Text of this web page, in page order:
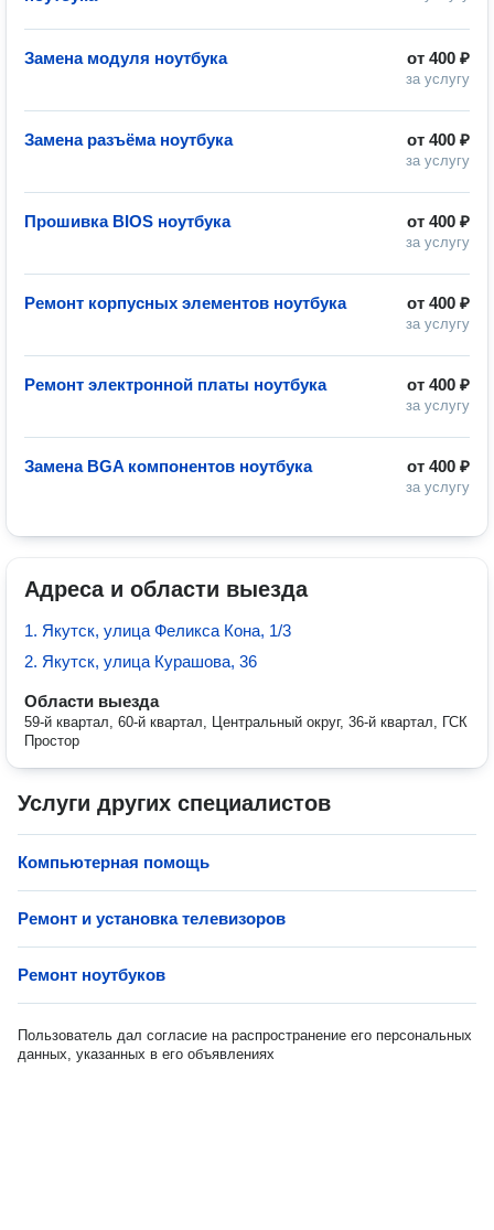
от 400 ₽
за услугу
Замена модуля ноутбука
от 400 ₽
за услугу
Замена разъёма ноутбука
от 400 ₽
за услугу
Прошивка BIOS ноутбука
от 400 ₽
за услугу
Ремонт корпусных элементов ноутбука
от 400 ₽
за услугу
Ремонт электронной платы ноутбука
от 400 ₽
за услугу
Замена BGA компонентов ноутбука
Адреса и области выезда
1. Якутск, улица Феликса Кона, 1/3
2. Якутск, улица Курашова, 36
Области выезда
59-й квартал, 60-й квартал, Центральный округ, 36-й квартал, ГСК
Простор
Услуги других специалистов
Компьютерная помощь
Ремонт и установка телевизоров
Ремонт ноутбуков
Пользователь дал согласие на распространение его персональных
данных, указанных в его объявлениях